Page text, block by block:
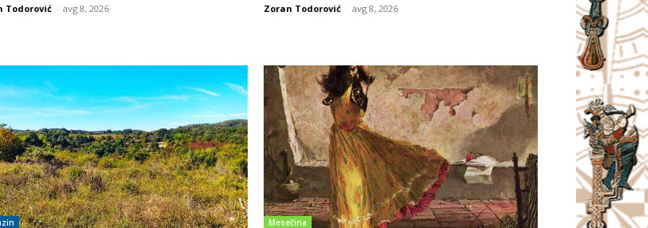
Todorović - avg 8, 2026 Zoran Todorović - avg 8, 2026
Mesečina